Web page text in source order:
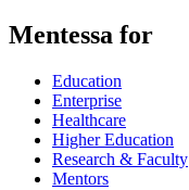
Mentessa for
Education
Enterprise
Healthcare
Higher Education
Research & Faculty
Mentors